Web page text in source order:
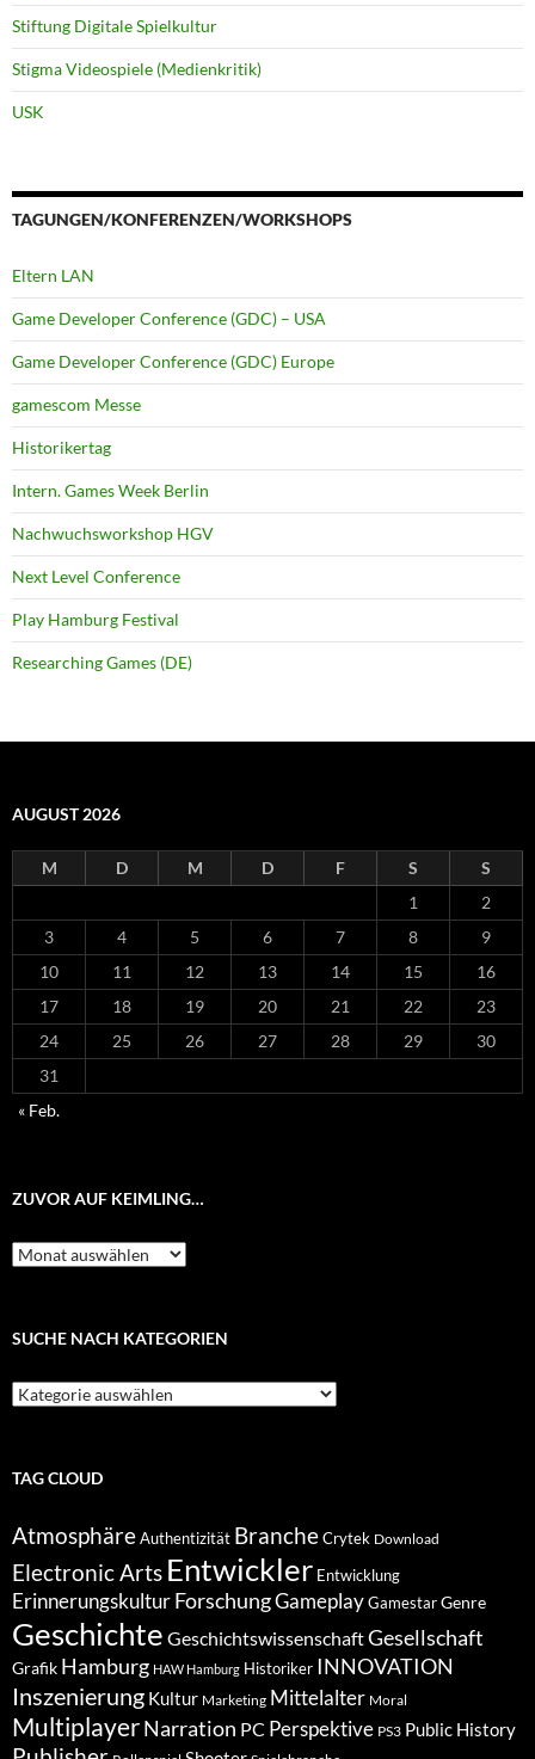
Stiftung Digitale Spielkultur
Stigma Videospiele (Medienkritik)
USK
TAGUNGEN/KONFERENZEN/WORKSHOPS
Eltern LAN
Game Developer Conference (GDC) – USA
Game Developer Conference (GDC) Europe
gamescom Messe
Historikertag
Intern. Games Week Berlin
Nachwuchsworkshop HGV
Next Level Conference
Play Hamburg Festival
Researching Games (DE)
AUGUST 2026
M D M D F S
S
1
2
3
4 5 6 7 8
9
10
11 12 13 14 15
16
17
18 19 20 21 22
23
24
25 26 27 28 29
30
31
« Feb.
ZUVOR AUF KEIMLING…
Zuvor
auf
SUCHE NACH KATEGORIEN
Suche
nach
TAG CLOUD
Atmosphäre Authentizität Branche Crytek Download
Electronic Arts Entwickler Entwicklung
Erinnerungskultur ForschungGameplay Gamestar Genre
Geschichte GeschichtswissenschaftGesellschaft
Grafik Hamburg HAW Hamburg Historiker INNOVATION
Inszenierung Kultur Marketing Mittelalter Moral
MultiplayerNarration PC Perspektive PS3 Public History